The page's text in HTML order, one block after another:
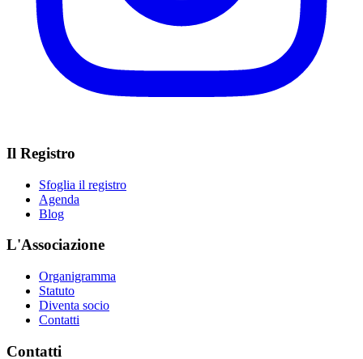
Il Registro
Sfoglia il registro
Agenda
Blog
L'Associazione
Organigramma
Statuto
Diventa socio
Contatti
Contatti